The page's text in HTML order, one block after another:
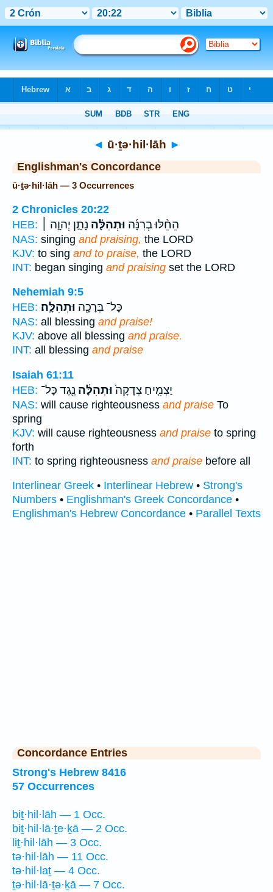
◄ ū·ṯə·hil·lāh ►
Englishman's Concordance
ū·ṯə·hil·lāh — 3 Occurrences
2 Chronicles 20:22
HEB:
הֵחֵ֨לּוּ בְרִנָּ֜ה וּתְהִלָּ֗ה נָתַ֣ן יְהוָ֣ה ׀
NAS: singing and praising, the LORD
KJV: to sing and to praise, the LORD
INT: began singing and praising set the LORD
Nehemiah 9:5
HEB:
כָּל־ בְּרָכָ֖ה וּתְהִלָּֽה׃
NAS: all blessing and praise!
KJV: above all blessing and praise.
INT: all blessing and praise
Isaiah 61:11
HEB:
יַצְמִ֤יחַ צְדָקָה֙וּתְהִלָּ֔ה נֶ֖גֶד כָּל־
NAS: will cause righteousness and praise To
spring
KJV: will cause righteousness and praise to spring
forth
INT: to spring righteousness and praise before all
Interlinear Greek • Interlinear Hebrew • Strong's
Numbers • Englishman's Greek Concordance •
Englishman's Hebrew Concordance • Parallel Texts
Concordance Entries
Strong's Hebrew 8416
57 Occurrences
biṯ·hil·lāh — 1 Occ.
biṯ·hil·lā·ṯe·ḵā — 2 Occ.
liṯ·hil·lāh — 3 Occ.
tə·hil·lāh — 11 Occ.
tə·hil·laṯ — 4 Occ.
ṯə·hil·lā·ṯə·ḵā — 7 Occ.